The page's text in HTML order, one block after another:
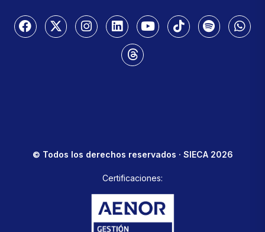
© Todos los derechos reservados · SIECA 2026
Certificaciones: